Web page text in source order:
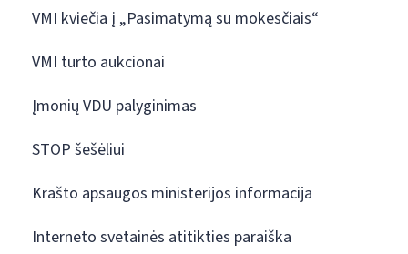
VMI kviečia į „Pasimatymą su mokesčiais“
VMI turto aukcionai
Įmonių VDU palyginimas
STOP šešėliui
Krašto apsaugos ministerijos informacija
Interneto svetainės atitikties paraiška